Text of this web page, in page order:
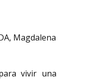
, Magdalena
vivir una